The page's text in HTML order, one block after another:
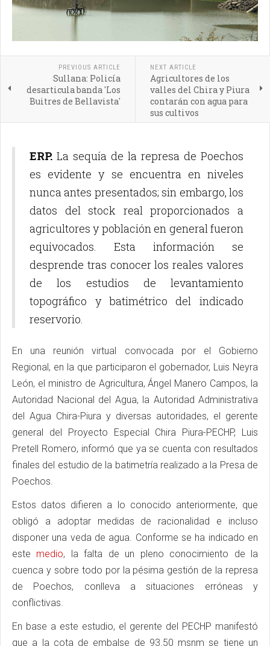
PREVIOUS ARTICLE
Sullana: Policía
desarticula banda 'Los
Buitres de Bellavista'
NEXT ARTICLE
Agricultores de los
valles del Chira y Piura
contarán con agua para
sus cultivos
ERP. La sequía de la represa de Poechos
es evidente y se encuentra en niveles
nunca antes presentados; sin embargo, los
datos del stock real proporcionados a
agricultores y población en general fueron
equivocados. Esta información se
desprende tras conocer los reales valores
de los estudios de levantamiento
topográfico y batimétrico del indicado
reservorio.
En una reunión virtual convocada por el Gobierno
Regional, en la que participaron el gobernador, Luis Neyra
León, el ministro de Agricultura, Ángel Manero Campos, la
Autoridad Nacional del Agua, la Autoridad Administrativa
del Agua Chira-Piura y diversas autoridades, el gerente
general del Proyecto Especial Chira Piura-PECHP, Luis
Pretell Romero, informó que ya se cuenta con resultados
finales del estudio de la batimetría realizado a la Presa de
Poechos.
Estos datos difieren a lo conocido anteriormente, que
obligó a adoptar medidas de racionalidad e incluso
disponer una veda de agua. Conforme se ha indicado en
este medio, la falta de un pleno conocimiento de la
cuenca y sobre todo por la pésima gestión de la represa
de Poechos, conlleva a situaciones erróneas y
conflictivas.
En base a este estudio, el gerente del PECHP manifestó
que a la cota de embalse de 93.50 msnm se tiene un